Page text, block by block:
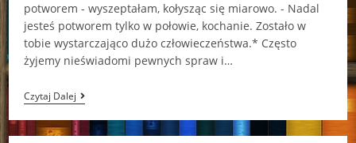
potworem - wyszeptałam, kołysząc się miarowo. - Nadal
jesteś potworem tylko w połowie, kochanie. Zostało w
tobie wystarczająco dużo człowieczeństwa.* Często
żyjemy nieświadomi pewnych spraw i…
Czytaj DalejZabij
Mrok
Stella
Tack